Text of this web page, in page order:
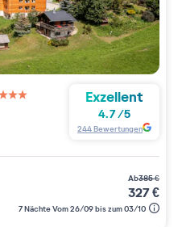
Exzellent
4.7/5
244Bewertungen
ab385€
327€
7 Nächte Vom 26/09 bis zum 03/10